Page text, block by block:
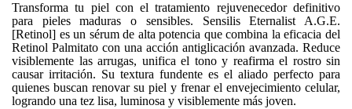
Transforma tu piel con el tratamiento rejuvenecedor definitivo
para pieles maduras o sensibles. Sensilis Eternalist A.G.E.
[Retinol] es un sérum de alta potencia que combina la eficacia del
Retinol Palmitato con una acción antiglicación avanzada. Reduce
visiblemente las arrugas, unifica el tono y reafirma el rostro sin
causar irritación. Su textura fundente es el aliado perfecto para
quienes buscan renovar su piel y frenar el envejecimiento celular,
logrando una tez lisa, luminosa y visiblemente más joven.